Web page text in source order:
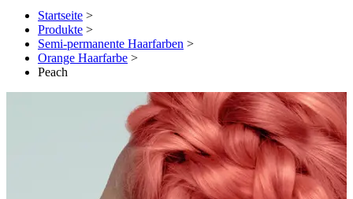
Startseite >
Produkte >
Semi-permanente Haarfarben >
Orange Haarfarbe >
Peach